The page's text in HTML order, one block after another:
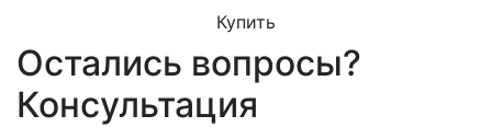
Купить
Остались вопросы?
Консультация